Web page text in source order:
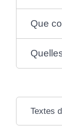
Que
Textes